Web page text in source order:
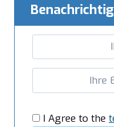
E7/SPE40BC
I Agree to the